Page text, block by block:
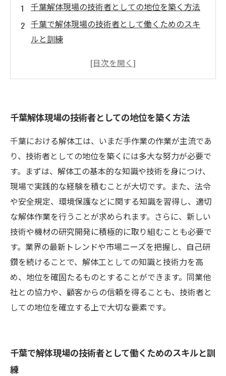
千葉解体現場の技術者としての地位を築く方法
千葉で解体現場の技術者として働くためのスキ
ルと訓練
千葉の解体現場で働く技術者が直面する課題と
千葉の解体現場で成功を収める技術者になるた
めの秘訣
千葉解体現場の技術者としての地位を築く方法
千葉における解体工は、いまだ手作業の作業が主流であ
り、技術者としての地位を築くには多大な努力が必要で
す。まずは、解体工の基本的な知識や技術を身につけ、
現場で実践的な経験を積むことが大切です。また、法令
や安全規定、環境保護などに関する知識を習得し、適切
な解体作業を行うことが求められます。さらに、新しい
技術や機材の研究開発に積極的に取り組むことも必要で
す。業界の最新トレンドや市場ニーズを把握し、自己研
鑽を続けることで、解体工としての知識と技術力を高
め、地位を確固たるものとすることができます。同業他
社との協力や、顧客からの信頼を得ることも、技術者と
しての地位を確立する上で大切な要素です。
千葉で解体現場の技術者として働くためのスキルと訓
練